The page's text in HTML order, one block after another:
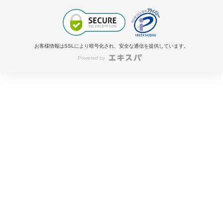
お客様情報はSSLにより暗号化され、安全な通信を提供しています。
Powered by